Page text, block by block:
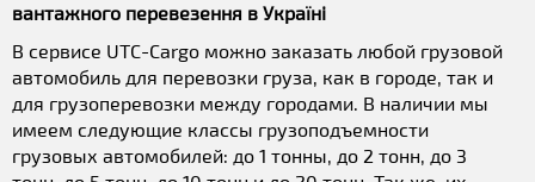
вантажного перевезення в Україні
В сервисе UTC-Cargo можно заказать любой грузовой
автомобиль для перевозки груза, как в городе, так и
для грузоперевозки между городами. В наличии мы
имеем следующие классы грузоподъемности
грузовых автомобилей: до 1 тонны, до 2 тонн, до 3